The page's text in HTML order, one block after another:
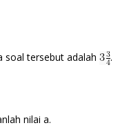
soal tersebut adalah .
nilai a.